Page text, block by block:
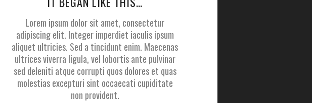
Lorem ipsum dolor sit amet, consectetur
adipiscing elit. Integer imperdiet iaculis ipsum
aliquet ultricies. Sed a tincidunt enim. Maecenas
ultrices viverra ligula, vel lobortis ante pulvinar
sed deleniti atque corrupti quos dolores et quas
molestias excepturi sint occaecati cupiditate
non provident.